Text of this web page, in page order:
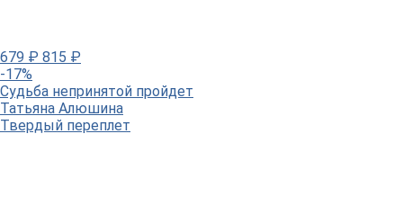
679 ₽ 815 ₽
-17%
Судьба непринятой пройдет
Татьяна Алюшина
Твердый переплет